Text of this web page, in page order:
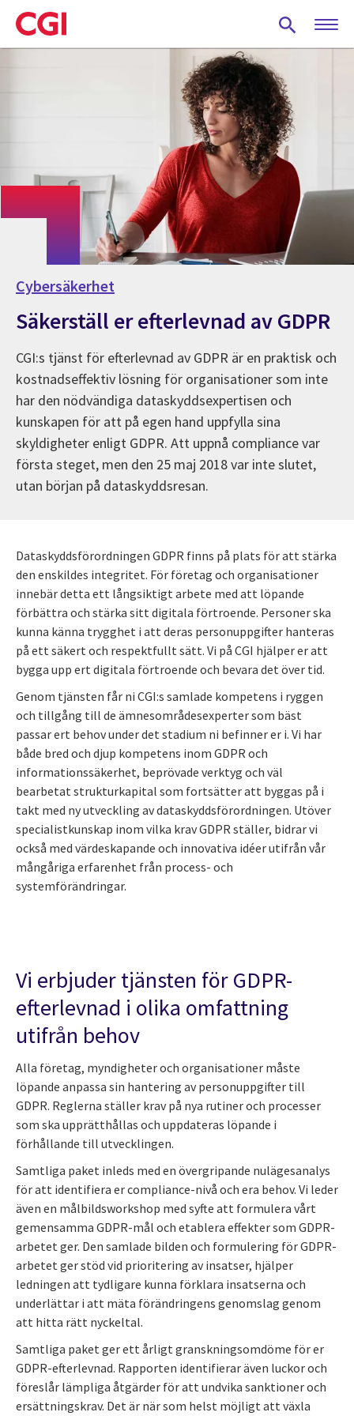
Skip
to
main
Cybersäkerhet
Säkerställ er efterlevnad av GDPR
CGI:s tjänst för efterlevnad av GDPR är en praktisk och
kostnadseffektiv lösning för organisationer som inte
har den nödvändiga dataskyddsexpertisen och
kunskapen för att på egen hand uppfylla sina
skyldigheter enligt GDPR. Att uppnå compliance var
första steget, men den 25 maj 2018 var inte slutet,
utan början på dataskyddsresan.
Dataskyddsförordningen GDPR finns på plats för att stärka
den enskildes integritet. För företag och organisationer
innebär detta ett långsiktigt arbete med att löpande
förbättra och stärka sitt digitala förtroende. Personer ska
kunna känna trygghet i att deras personuppgifter hanteras
på ett säkert och respektfullt sätt. Vi på CGI hjälper er att
bygga upp ert digitala förtroende och bevara det över tid.
Genom tjänsten får ni CGI:s samlade kompetens i ryggen
och tillgång till de ämnesområdesexperter som bäst
passar ert behov under det stadium ni befinner er i. Vi har
både bred och djup kompetens inom GDPR och
informationssäkerhet, beprövade verktyg och väl
bearbetat strukturkapital som fortsätter att byggas på i
takt med ny utveckling av dataskyddsförordningen. Utöver
specialistkunskap inom vilka krav GDPR ställer, bidrar vi
också med värdeskapande och innovativa idéer utifrån vår
mångåriga erfarenhet från process- och
systemförändringar.
Vi erbjuder tjänsten för GDPR-
efterlevnad i olika omfattning
utifrån behov
Alla företag, myndigheter och organisationer måste
löpande anpassa sin hantering av personuppgifter till
GDPR. Reglerna ställer krav på nya rutiner och processer
som ska upprätthållas och uppdateras löpande i
förhållande till utvecklingen.
Samtliga paket inleds med en övergripande nulägesanalys
för att identifiera er compliance-nivå och era behov. Vi leder
även en målbildsworkshop med syfte att formulera vårt
gemensamma GDPR-mål och etablera effekter som GDPR-
arbetet ger. Den samlade bilden och formulering för GDPR-
arbetet ger stöd vid prioritering av insatser, hjälper
ledningen att tydligare kunna förklara insatserna och
underlättar i att mäta förändringens genomslag genom
att hitta rätt nyckeltal.
Samtliga paket ger ett årligt granskningsomdöme för er
GDPR-efterlevnad. Rapporten identifierar även luckor och
föreslår lämpliga åtgärder för att undvika sanktioner och
ersättningskrav. Det är när som helst möjligt att växla